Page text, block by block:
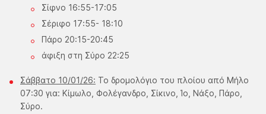
Σίφνο 16:55-17:05
Σέριφο 17:55- 18:10
Πάρο 20:15-20:45
άφιξη στη Σύρο 22:25
Σάββατο 10/01/26: Το δρομολόγιο του πλοίου από Μήλο
07:30 για: Κίμωλο, Φολέγανδρο, Σίκινο, Ίο, Νάξο, Πάρο,
Σύρο.